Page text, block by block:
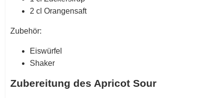
2 cl Orangensaft
Zubehör:
Eiswürfel
Shaker
Zubereitung des Apricot Sour